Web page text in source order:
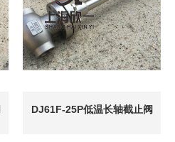
DJ61F-25P低温长轴截止阀